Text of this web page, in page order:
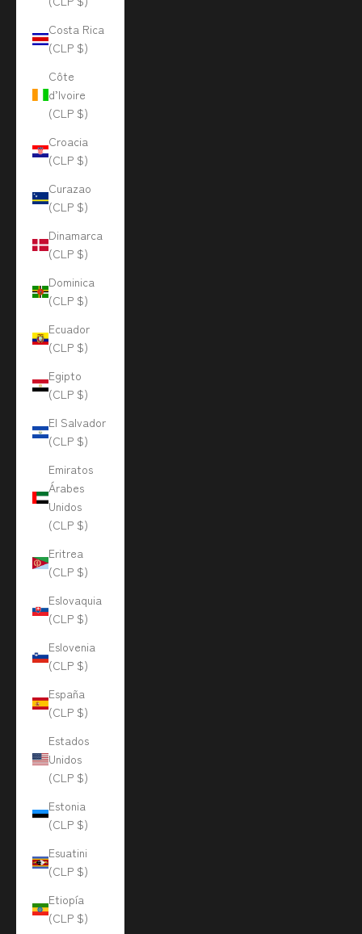
Costa Rica
(CLP $)
Côte
d’Ivoire
(CLP $)
Croacia
(CLP $)
Curazao
(CLP $)
Dinamarca
(CLP $)
Dominica
(CLP $)
Ecuador
(CLP $)
Egipto
(CLP $)
El Salvador
(CLP $)
Emiratos
Árabes
Unidos
(CLP $)
Eritrea
(CLP $)
Eslovaquia
(CLP $)
Eslovenia
(CLP $)
España
(CLP $)
Estados
Unidos
(CLP $)
Estonia
(CLP $)
Esuatini
(CLP $)
Etiopía
(CLP $)